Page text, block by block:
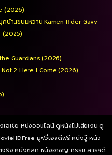
(2026)
บ้านขนมหวาน Kamen Rider Gavv
(2025)
Guardians (2026)
2 Here I Come (2026)
อเชีย หนังออนไลน์ ดูหนังไม่เสียเงิน ดู
มูฟวี่เอสดีฟรี หนังบู๊ หนัง
ริง หนังตลก หนังอาชญากรรม สารคดี